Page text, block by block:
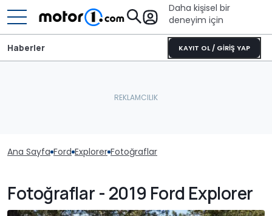
Daha kişisel bir
deneyim için
KAYIT OL / GİRİŞ YAP
Haberler
Ana Sayfa Ford Explorer Fotoğraflar
Fotoğraflar - 2019 Ford Explorer